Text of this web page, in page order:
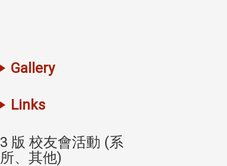
Gallery
Links
3 版 校友會活動 (系
所、其他)